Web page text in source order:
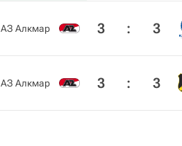
АЗ Алкмар 3 : 3
АЗ Алкмар 3 : 3